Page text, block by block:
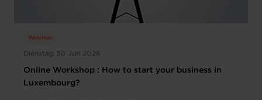
Dienstag 30 Jun 2026
Webinar
Online Workshop : How to start your business in
Luxembourg?